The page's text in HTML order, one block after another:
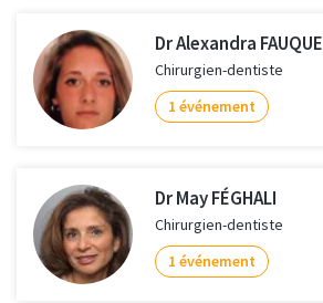
Dr Alexandra FAUQUE
Chirurgien-dentiste
1 événement
Dr May FÉGHALI
Chirurgien-dentiste
1 événement